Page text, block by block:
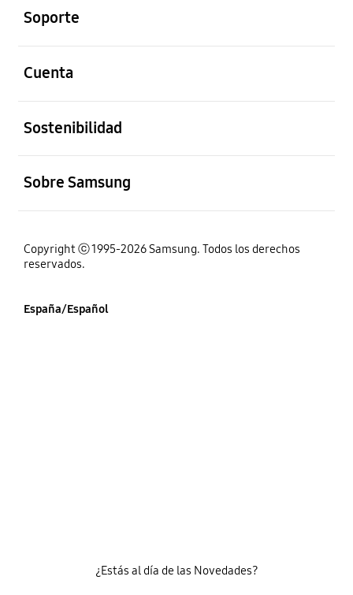
Soporte
Cuenta
Sostenibilidad
Sobre Samsung
Copyright ⓒ 1995-2026 Samsung. Todos los derechos
reservados.
España/Español
¿Estás al día de las Novedades?